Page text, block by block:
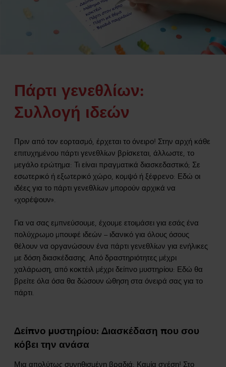
Πάρτι γενεθλίων:
Συλλογή ιδεών
Πριν από τον εορτασμό, έρχεται το όνειρο! Στην αρχή κάθε
επιτυχημένου πάρτι γενεθλίων βρίσκεται, άλλωστε, το
μεγάλο ερώτημα: Τι είναι πραγματικά διασκεδαστικό; Σε
εσωτερικό ή εξωτερικό χώρο, κομψό ή ξέφρενο: Εδώ οι
ιδέες για το πάρτι γενεθλίων μπορούν αρχικά να
«χορέψουν».
Για να σας εμπνεύσουμε, έχουμε ετοιμάσει για εσάς ένα
πολύχρωμο μπουφέ ιδεών – ιδανικό για όλους όσους
θέλουν να οργανώσουν ένα πάρτι γενεθλίων για ενήλικες
με δόση διασκέδασης. Από δραστηριότητες μέχρι
χαλάρωση, από κοκτέιλ μέχρι δείπνο μυστηρίου: Εδώ θα
βρείτε όλα όσα θα δώσουν ώθηση στα όνειρά σας για το
πάρτι.
Δείπνο μυστηρίου: Διασκέδαση που σου
κόβει την ανάσα
Μια απολύτως συνηθισμένη βραδιά; Καμία σχέση! Στο